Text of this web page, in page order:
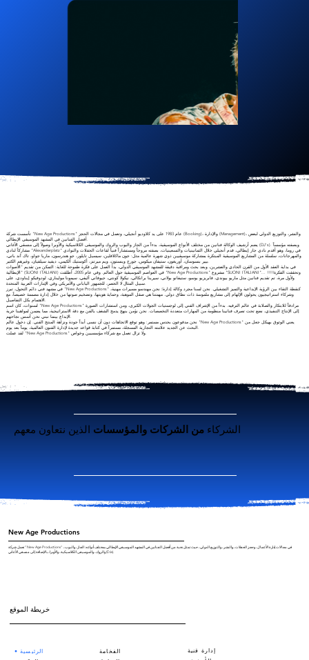
تأسست شركة "New Age Productions" عام 1983 على يد كلاوديو أنجيلي، وتعمل في مجالات الحجز (Booking)، والإدارة (Management)، والنشر، والتوزيع الدولي لبعض
يضم أرشيف الوكالة فنانين من مختلف الأنواع الموسيقية، بدءاً من الجاز والبوب والروك والموسيقى الكلاسيكية والأوبرا وصولاً إلى منسقي الأغاني (DJ's). وبصفته مؤسساً
مشاركاً لنادي "Alexanderplatz" في روما، وهو أقدم نادي جاز إيطالي، قدم أنجيلي خلال الثمانينيات والتسعينيات، بصفته مروجاً ومستشاراً فنياً لقاعات الحفلات والنوادي
والمهرجانات، سلسلة من المشاريع الموسيقية المبتكرة بمشاركة موسيقيين ذوي شهرة عالمية مثل: جون ماكلافلين، سيسيل تايلور، جو هندرسون، ماريا جواو، تاك آند باتي،
في بداية العقد الأول من القرن الحادي والعشرين، وبعد بحث ومراقبة دقيقة للمشهد الموسيقي الدولي، بدأ العمل على فكرة طموحة للغاية: التمكن من تقديم "الأصوات
الإيطالية" (SUONI ITALIANI) في العواصم الموسيقية حول العالم. وفي عام 2005، أطلقت "New Age Productions" مشروع "SUONI ITALIANI"... وتحققت الفكرة!!!!!
ولأول مرة، تم تقديم فنانين مثل ماريو بيوندي، فابريزيو بوسو، ستيفانو بولاني، سيرينا برانكالي، نيكولا كونتي، جيوفاني أليفي، سيمونا موليناري، لودوفيكو إيناودي، على
في مشهد فني دائم التحول، تبرز "New Age Productions" كنقطة التقاء بين الرؤية الإبداعية والتميز التشغيلي. نحن لسنا مجرد وكالة إدارة؛ نحن مهندسو مسيرات مهنية،
وشركاء استراتيجيون يحولون الإلهام إلى مشاريع ملموسة ذات نطاق دولي. مهمتنا هي صقل الموهبة، وحماية هويتها، وتضخيم صوتها من خلال إدارة مصممة خصيصاً، مع
لسنوات، كان اسم "New Age Productions" مرادفاً للابتكار والصلابة في عالم الترفيه. بدءاً من الإشراف الفني إلى لوجستيات الجولات الكبرى، ومن استشارات الصورة
إلى الإنتاج التنفيذي، نضع تحت تصرف فنانينا منظومة من المهارات متعددة التخصصات. نحن نؤمن بنهج يدمج الشغف بالفن مع دقة الاستراتيجية، مما يضمن لمواهبنا حرية
نحن مدفوعون بحدس مستمر: وهو توقع الاتجاهات دون أن ننسى أبداً جودة ونزاهة المنتج الفني. إن دخول عالم "New Age Productions" يعني الوثوق بهيكل جعل من
الشركاءمن الشركات والمؤسسات الذين نتعاون معهم
New Age Productions
تعمل شركة "New Age Productions" في مجالات إدارة الأعمال، وحجز الحفلات، والنشر، والتوزيع الدولي، حيث تمثل نخبة من أفضل الفنانين في المشهد الموسيقي الإيطالي بمختلف أنواعه: الجاز، والبوب،
والروك، والموسيقى الكلاسيكية، والأوبرا، بالإضافة إلى منسقي الأغاني (DJs).
خريطة الموقع
الرئيسية
الفخامة
إدارة فنية